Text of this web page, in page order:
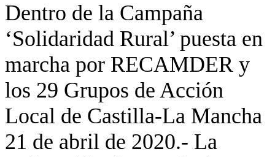
Dentro de la Campaña
‘Solidaridad Rural’ puesta en
marcha por RECAMDER y
los 29 Grupos de Acción
Local de Castilla-La Mancha
21 de abril de 2020.- La